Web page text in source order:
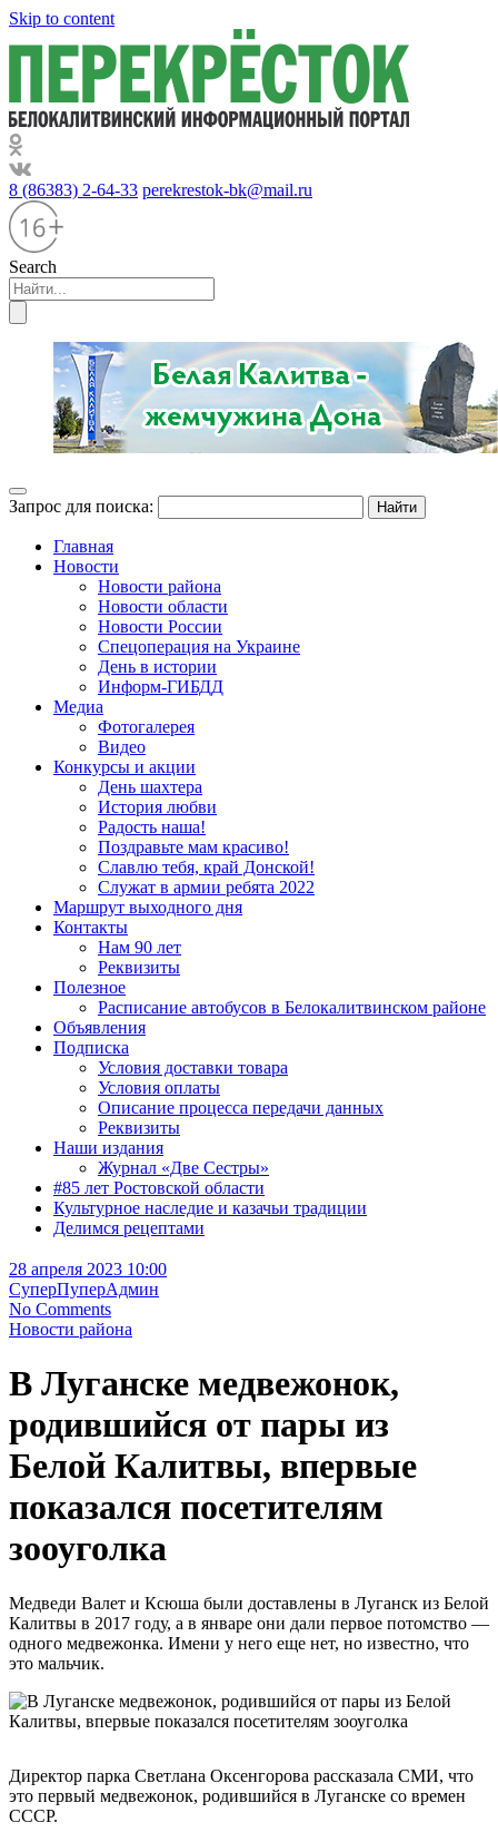
Skip to content
8 (86383) 2-64-33 perekrestok-bk@mail.ru
Search
Запрос для поиска:
Главная
Новости
Новости района
Новости области
Новости России
Спецоперация на Украине
День в истории
Информ-ГИБДД
Медиа
Фотогалерея
Видео
Конкурсы и акции
День шахтера
История любви
Радость наша!
Поздравьте мам красиво!
Славлю тебя, край Донской!
Служат в армии ребята 2022
Маршрут выходного дня
Контакты
Нам 90 лет
Реквизиты
Полезное
Расписание автобусов в Белокалитвинском районе
Объявления
Подписка
Условия доставки товара
Условия оплаты
Описание процесса передачи данных
Реквизиты
Наши издания
Журнал «Две Сестры»
#85 лет Ростовской области
Культурное наследие и казачьи традиции
Делимся рецептами
28 апреля 2023 10:00
СуперПуперАдмин
No Comments
Новости района
В Луганске медвежонок,
родившийся от пары из
Белой Калитвы, впервые
показался посетителям
зооуголка
Медведи Валет и Ксюша были доставлены в Луганск из Белой
Калитвы в 2017 году, а в январе они дали первое потомство —
одного медвежонка. Имени у него еще нет, но известно, что
это мальчик.
Директор парка Светлана Оксенгорова рассказала СМИ, что
это первый медвежонок, родившийся в Луганске со времен
СССР.